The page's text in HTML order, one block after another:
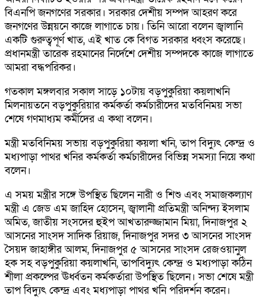
বিএনপি জনগণের সরকার। সরকার দেশীয় সম্পদ আহরণ করে
জনগণের উন্নয়নে কাজে লাগাতে চায়। তিনি আরো বলেন জ্বালানি
একটি গুরুত্বপূর্ণ খাত, এই খাত কে বিগত সরকার ধ্বংস করেছে।
প্রধানমন্ত্রী তারেক রহমানের নির্দেশে দেশীয় সম্পদকে কাজে লাগাতে
আমরা বদ্ধপরিকর।
গতকাল মঙ্গলবার সকাল সাড়ে ১০টায় বড়পুকুরিয়া কয়লাখনি
মিলনায়তনে বড়পুকুরিয়ার কর্মকর্তা কর্মচারীদের মতবিনিময় সভা
শেষে গণমাধ্যম কর্মীদের এ কথা বলেন।
মন্ত্রী মতবিনিময় সভায় বড়পুকুরিয়া কয়লা খনি, তাপ বিদ্যুৎ কেন্দ্র ও
মধ্যপাড়া পাথর খনির কর্মকর্তা কর্মচারীদের বিভিন্ন সমস্যা নিয়ে কথা
বলেন।
এ সময় মন্ত্রীর সঙ্গে উপস্থিত ছিলেন নারী ও শিশু এবং সমাজকল্যাণ
মন্ত্রী এ জেড এম জাহিদ হোসেন, জ্বালানী প্রতিমন্ত্রী অনিন্দ্য ইসলাম
অমিত, জাতীয় সংসদের হুইপ আখতারুজ্জামান মিয়া, দিনাজপুর ২
আসনের সাংসদ সাদিক রিয়াজ, দিনাজপুর সদর ৩ আসনের সাংসদ
সৈয়দ জাহাঙ্গীর আলম, দিনাজপুর ৫ আসনের সাংসদ রেজওয়ানুল
হক সহ বড়পুকুরিয়া কয়লাখনি, তাপবিদ্যুৎ কেন্দ্র ও মধ্যপাড়া কঠিন
শীলা প্রকল্পের ঊর্ধ্বতন কর্মকর্তারা উপস্থিত ছিলেন। সভা শেষে মন্ত্রী
তাপ বিদ্যুৎ কেন্দ্র এবং মধ্যপাড়া পাথর খনি পরিদর্শন করেন।